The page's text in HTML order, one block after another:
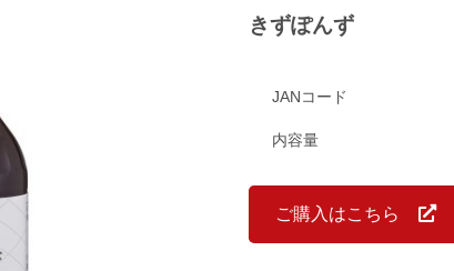
きずぽんず
JANコード
内容量
ご購入はこちら